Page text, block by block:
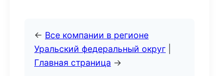
← Все компании в регионе
Уральский федеральный округ
Главная страница →